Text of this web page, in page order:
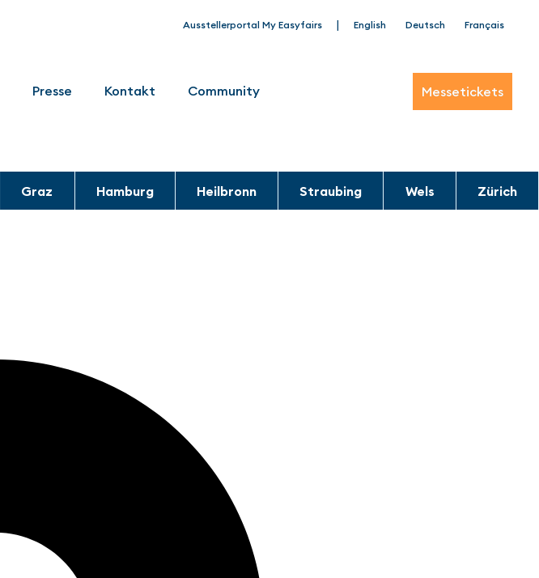
Ausstellerportal My Easyfairs | English Deutsch Français
Presse Kontakt Community Messetickets
Graz Hamburg Heilbronn Straubing Wels Zürich